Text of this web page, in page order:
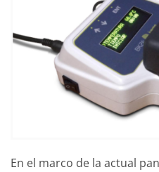
En el marco de la actual